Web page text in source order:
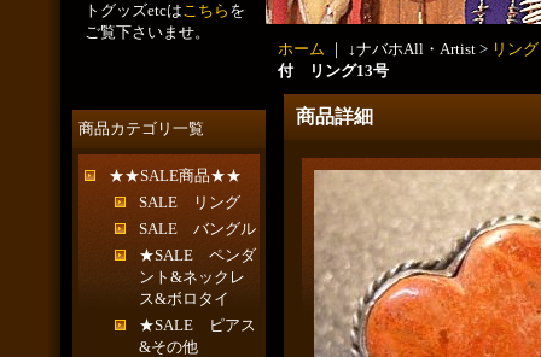
トグッズetcはこちら を
ご覧下さいませ。
商品カテゴリ一覧
★★SALE商品★★
SALE リング
SALE バングル
★SALE ペンダ
ント&ネックレ
ス&ボロタイ
★SALE ピアス
&その他
ホーム ｜ ↓ナバホAll・Artist > リング
付 リング13号
商品詳細